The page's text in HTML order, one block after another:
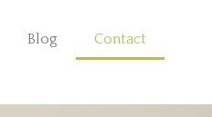
Blog Contact